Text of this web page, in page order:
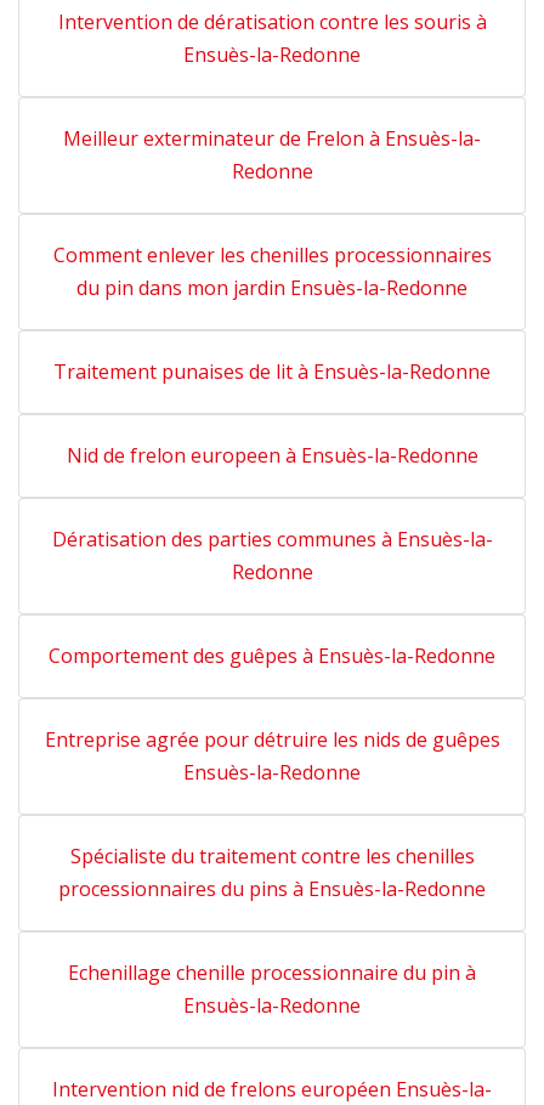
Intervention de dératisation contre les souris à
Ensuès-la-Redonne
Meilleur exterminateur de Frelon à Ensuès-la-
Redonne
Comment enlever les chenilles processionnaires
du pin dans mon jardin Ensuès-la-Redonne
Traitement punaises de lit à Ensuès-la-Redonne
Nid de frelon europeen à Ensuès-la-Redonne
Dératisation des parties communes à Ensuès-la-
Redonne
Comportement des guêpes à Ensuès-la-Redonne
Entreprise agrée pour détruire les nids de guêpes
Ensuès-la-Redonne
Spécialiste du traitement contre les chenilles
processionnaires du pins à Ensuès-la-Redonne
Echenillage chenille processionnaire du pin à
Ensuès-la-Redonne
Intervention nid de frelons européen Ensuès-la-